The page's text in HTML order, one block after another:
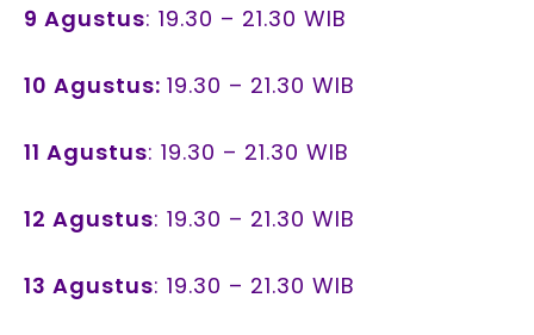
9 Agustus: 19.30 – 21.30 WIB
10 Agustus: 19.30 – 21.30 WIB
11 Agustus: 19.30 – 21.30 WIB
12 Agustus: 19.30 – 21.30 WIB
13 Agustus: 19.30 – 21.30 WIB